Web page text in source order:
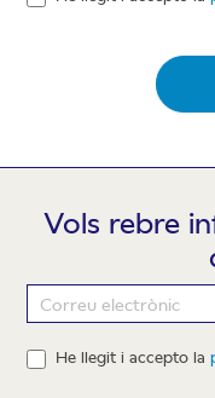
Vols rebre
Newsletter
He llegit i accepto la